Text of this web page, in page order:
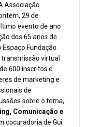
Associação
29 de
evento de ano
dos 65 anos de
Fundação
virtual
600 inscritos e
de marketing e
de
sobre o tema,
Comunicação e
cocuradoria de Gui